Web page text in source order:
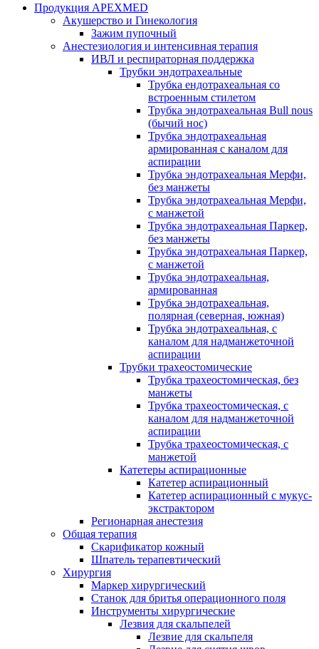
Продукция APEXMED
Акушерство и Гинекология
Зажим пупочный
Анестезиология и интенсивная терапия
ИВЛ и респираторная поддержка
Трубки эндотрахеальные
Трубка ендотрахеальная со
встроенным стилетом
Трубка эндотрахеальная Bull nous
(бычий нос)
Трубка эндотрахеальная
армированная с каналом для
аспирации
Трубка эндотрахеальная Мерфи,
без манжеты
Трубка эндотрахеальная Мерфи,
с манжетой
Трубка эндотрахеальная Паркер,
без манжеты
Трубка эндотрахеальная Паркер,
с манжетой
Трубка эндотрахеальная,
армированная
Трубка эндотрахеальная,
полярная (северная, южная)
Трубка эндотрахеальная, с
каналом для надманжеточной
аспирации
Трубки трахеостомические
Трубка трахеостомическая, без
манжеты
Трубка трахеостомическая, с
каналом для надманжеточной
аспирации
Трубка трахеостомическая, с
манжетой
Катетеры аспирационные
Катетер аспирационный
Катетер аспирационный с мукус-
экстрактором
Регионарная анестезия
Общая терапия
Скарификатор кожный
Шпатель терапевтический
Хирургия
Маркер хирургический
Станок для бритья операционного поля
Инструменты хирургические
Лезвия для скальпелей
Лезвие для скальпеля